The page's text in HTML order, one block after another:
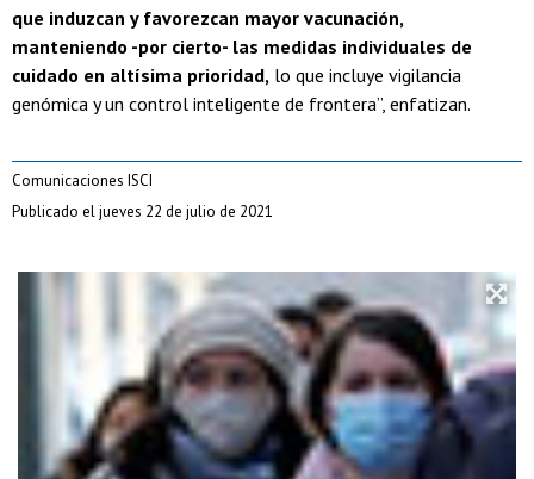
que induzcan y favorezcan mayor vacunación,
manteniendo -por cierto- las medidas individuales de
cuidado en altísima prioridad, lo que incluye vigilancia
genómica y un control inteligente de frontera”, enfatizan.
Comunicaciones ISCI
Publicado el jueves 22 de julio de 2021